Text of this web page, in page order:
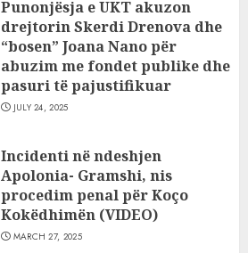
Punonjësja e UKT akuzon
drejtorin Skerdi Drenova dhe
“bosen” Joana Nano për
abuzim me fondet publike dhe
pasuri të pajustifikuar
JULY 24, 2025
Incidenti në ndeshjen
Apolonia- Gramshi, nis
procedim penal për Koço
Kokëdhimën (VIDEO)
MARCH 27, 2025